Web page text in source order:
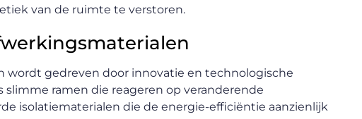
van de ruimte te verstoren.
wordt gedreven door innovatie en technologische
ramen die reageren op veranderende
isolatiematerialen die de energie-efficiëntie aanzienlijk